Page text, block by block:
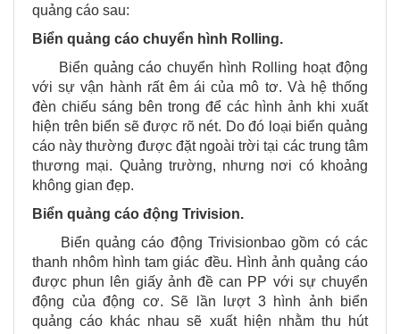
quảng cáo sau:
Biển quảng cáo chuyển hình Rolling.
Biển quảng cáo chuyển hình Rolling hoạt động
với sự vận hành rất êm ái của mô tơ. Và hệ thống
đèn chiếu sáng bên trong để các hình ảnh khi xuất
hiện trên biển sẽ được rõ nét. Do đó loại biển quảng
cáo này thường được đặt ngoài trời tại các trung tâm
thương mại. Quảng trường, nhưng nơi có khoảng
không gian đẹp.
Biển quảng cáo động Trivision.
Biển quảng cáo động Trivisionbao gồm có các
thanh nhôm hình tam giác đều. Hình ảnh quảng cáo
được phun lên giấy ảnh đề can PP với sự chuyển
động của động cơ. Sẽ lần lượt 3 hình ảnh biển
quảng cáo khác nhau sẽ xuất hiện nhằm thu hút